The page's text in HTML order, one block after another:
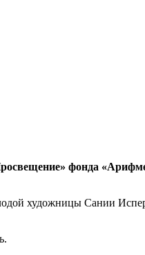
фонда
художницы Сании